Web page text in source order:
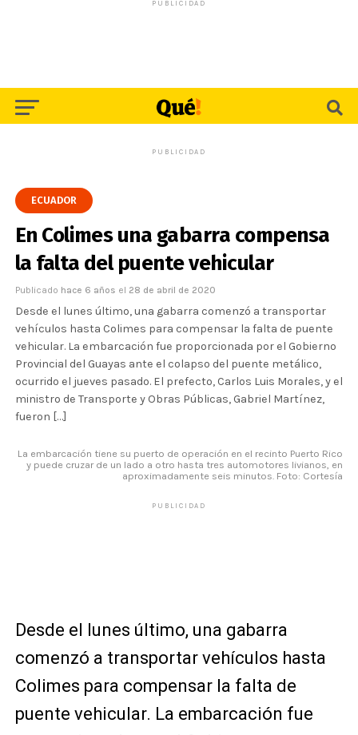
PUBLICIDAD
PUBLICIDAD
ECUADOR
En Colimes una gabarra compensa
la falta del puente vehicular
Publicado hace 6 años el 28 de abril de 2020
Desde el lunes último, una gabarra comenzó a transportar
vehículos hasta Colimes para compensar la falta de puente
vehicular. La embarcación fue proporcionada por el Gobierno
Provincial del Guayas ante el colapso del puente metálico,
ocurrido el jueves pasado. El prefecto, Carlos Luis Morales, y el
ministro de Transporte y Obras Públicas, Gabriel Martínez,
fueron […]
La embarcación tiene su puerto de operación en el recinto Puerto Rico
y puede cruzar de un lado a otro hasta tres automotores livianos, en
aproximadamente seis minutos. Foto: Cortesía
PUBLICIDAD
Desde el lunes último, una gabarra
comenzó a transportar vehículos hasta
Colimes para compensar la falta de
puente vehicular. La embarcación fue